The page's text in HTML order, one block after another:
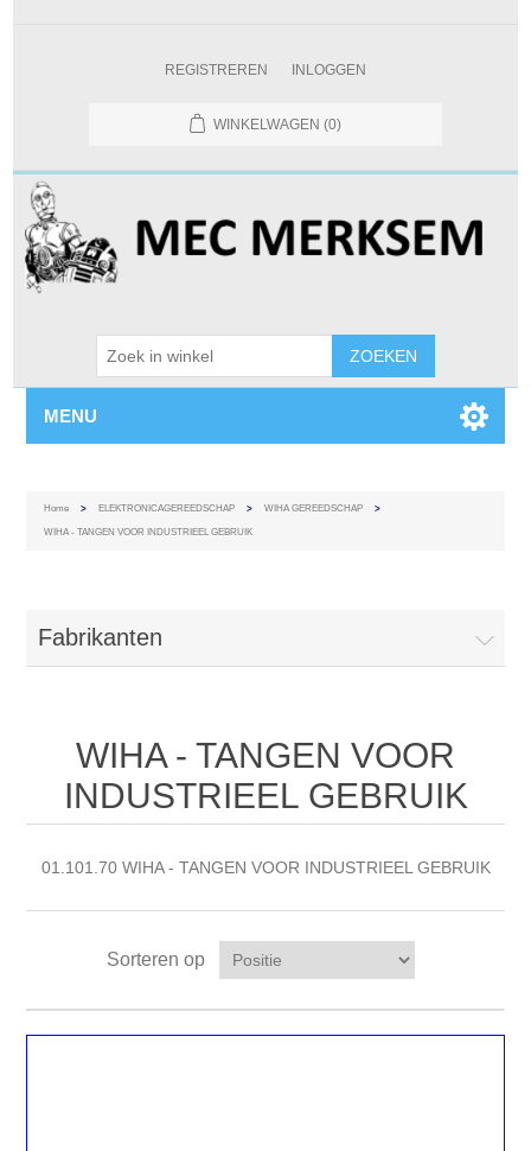
REGISTREREN INLOGGEN
WINKELWAGEN (0)
MENU
Home > ELEKTRONICAGEREEDSCHAP > WIHA GEREEDSCHAP >
WIHA - TANGEN VOOR INDUSTRIEEL GEBRUIK
Fabrikanten
WIHA - TANGEN VOOR
INDUSTRIEEL GEBRUIK
01.101.70 WIHA - TANGEN VOOR INDUSTRIEEL GEBRUIK
Sorteren op